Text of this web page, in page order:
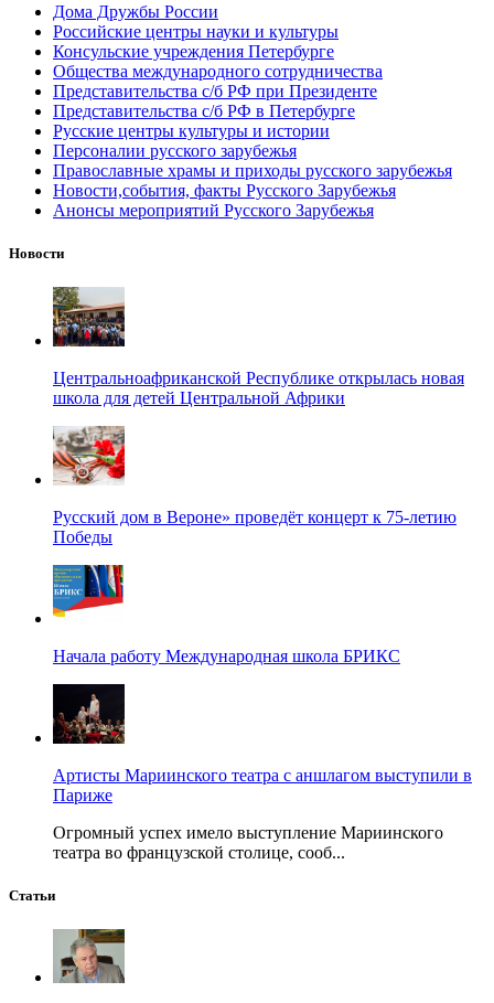
Дома Дружбы России
Российские центры науки и культуры
Консульские учреждения Петербурге
Общества международного сотрудничества
Представительства с/б РФ при Президенте
Представительства с/б РФ в Петербурге
Русские центры культуры и истории
Персоналии русского зарубежья
Православные храмы и приходы русского зарубежья
Новости,события, факты Русского Зарубежья
Анонсы мероприятий Русского Зарубежья
Новости
Центральноафриканской Республике открылась новая
школа для детей Центральной Африки
Русский дом в Вероне» проведёт концерт к 75-летию
Победы
Начала работу Международная школа БРИКС
Артисты Мариинского театра с аншлагом выступили в
Париже
Огромный успех имело выступление Мариинского
театра во французской столице, сооб...
Статьи